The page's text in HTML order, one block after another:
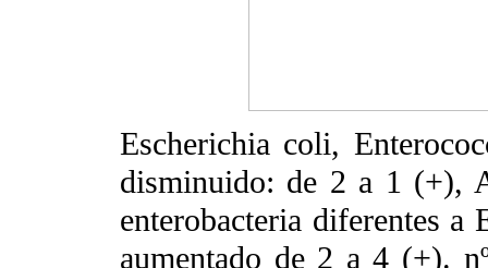
Escherichia coli,
disminuido: de 2 a 1 (+),
enterobacteria diferentes a
aumentado de 2 a 4 (+).